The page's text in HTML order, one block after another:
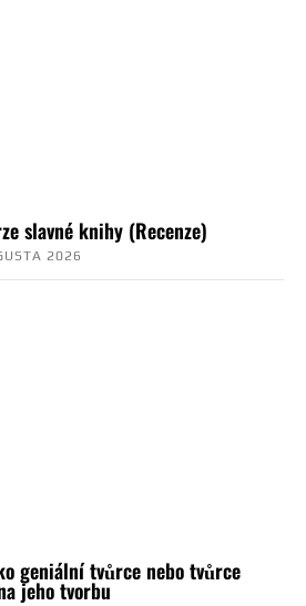
slavné knihy (Recenze)
2026
geniální tvůrce nebo tvůrce
jeho tvorbu